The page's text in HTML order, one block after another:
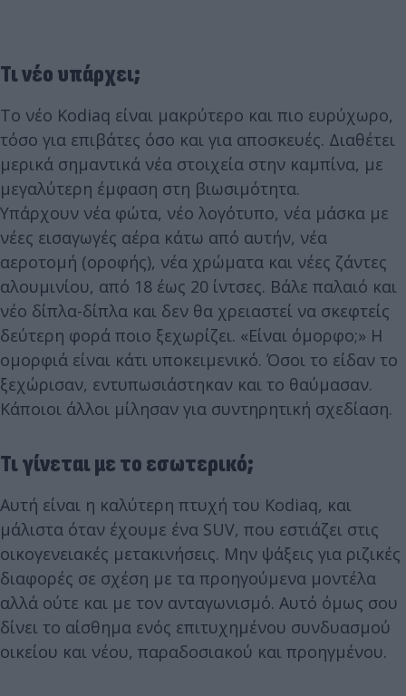
Τι νέο υπάρχει;
Το νέο Kodiaq είναι μακρύτερο και πιο ευρύχωρο,
τόσο για επιβάτες όσο και για αποσκευές. Διαθέτει
μερικά σημαντικά νέα στοιχεία στην καμπίνα, με
μεγαλύτερη έμφαση στη βιωσιμότητα.
Υπάρχουν νέα φώτα, νέο λογότυπο, νέα μάσκα με
νέες εισαγωγές αέρα κάτω από αυτήν, νέα
αεροτομή (οροφής), νέα χρώματα και νέες ζάντες
αλουμινίου, από 18 έως 20 ίντσες. Βάλε παλαιό και
νέο δίπλα-δίπλα και δεν θα χρειαστεί να σκεφτείς
δεύτερη φορά ποιο ξεχωρίζει. «Είναι όμορφο;» Η
ομορφιά είναι κάτι υποκειμενικό. Όσοι το είδαν το
ξεχώρισαν, εντυπωσιάστηκαν και το θαύμασαν.
Κάποιοι άλλοι μίλησαν για συντηρητική σχεδίαση.
Τι γίνεται με το εσωτερικό;
Αυτή είναι η καλύτερη πτυχή του Kodiaq, και
μάλιστα όταν έχουμε ένα SUV, που εστιάζει στις
οικογενειακές μετακινήσεις. Μην ψάξεις για ριζικές
διαφορές σε σχέση με τα προηγούμενα μοντέλα
αλλά ούτε και με τον ανταγωνισμό. Αυτό όμως σου
δίνει το αίσθημα ενός επιτυχημένου συνδυασμού
οικείου και νέου, παραδοσιακού και προηγμένου.